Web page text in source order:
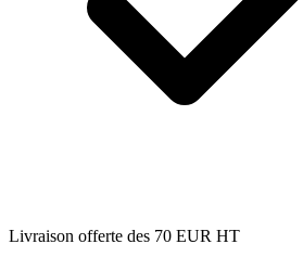
Livraison offerte des 70 EUR HT